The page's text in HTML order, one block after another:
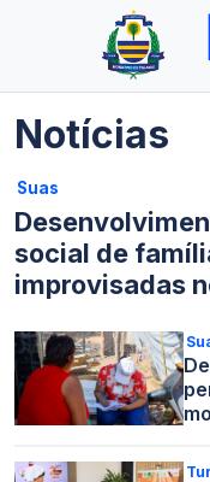
Notícias
Suas
social de
improvisadas